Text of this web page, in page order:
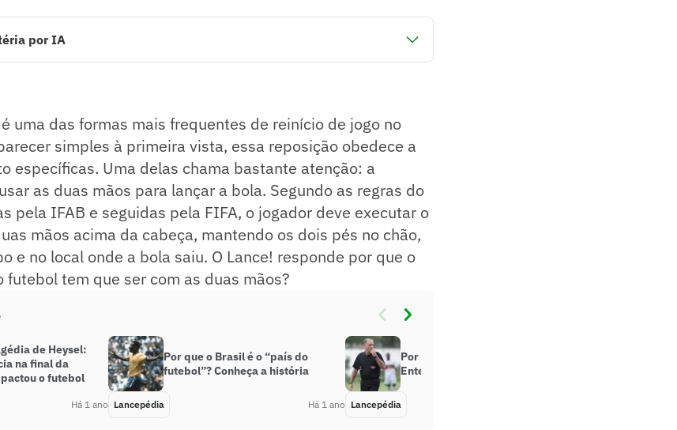
por IA
a integridade dos atletas e permite variações táticas dentro da regra.
jornalista!
uma das formas mais frequentes de reinício de jogo no
simples à primeira vista, essa reposição obedece a
específicas. Uma delas chama bastante atenção: a
as duas mãos para lançar a bola. Segundo as regras do
pela IFAB e seguidas pela FIFA, o jogador deve executar o
mãos acima da cabeça, mantendo os dois pés no chão,
e no local onde a bola saiu. O Lance! responde por que o
futebol tem que ser com as duas mãos?
de Heysel:
na final da
o futebol
Há 1 ano
Por que o Brasil é o “país do
futebol”? Conheça a história
Lancepédia Há 1 ano
Por que o árbitro usa um apito?
Entenda a origem no futebol
Lancepédia